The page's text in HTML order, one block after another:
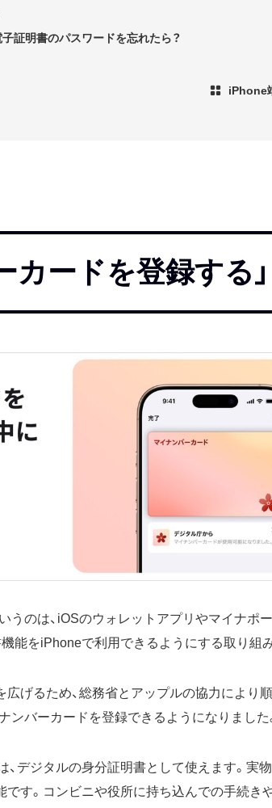
証明書のパスワードを忘れたら？
iPhone
ードを登録する
うのは、iOSのウォレットアプリやマイナポ
能をiPhoneで利用できるようにする取り組
げるため、総務省とアップルの協力により
ンバーカードを登録できるようになりました
デジタルの身分証明書として使えます。実
す。コンビニや役所に持ち込んでの手続き